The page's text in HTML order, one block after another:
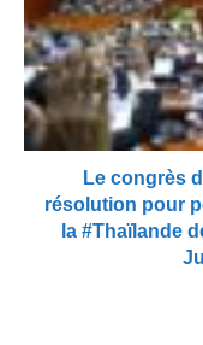
Le congrès
résolution pour
la #Thaïlande